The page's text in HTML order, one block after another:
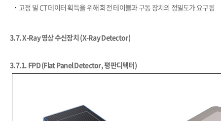
​·고정 밀 CT 데이터 획득을 위해 회전 테이블과 구동 장치의 정밀도가 요구됨
3.7.X-Ray 영상 수신장치 (X-Ray Detector)
3.7.1. FPD (Flat Panel Detector, 평판디텍터)